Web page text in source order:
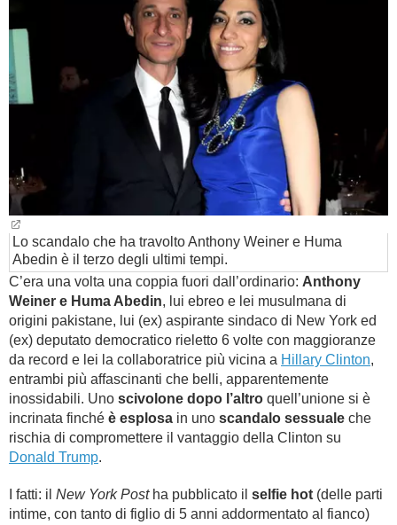
BAMBINO
DIETA
FORUM
Lo scandalo che ha travolto Anthony Weiner e Huma
Abedin è il terzo degli ultimi tempi.
C’era una volta una coppia fuori dall’ordinario: Anthony
Weiner e Huma Abedin, lui ebreo e lei musulmana di
origini pakistane, lui (ex) aspirante sindaco di New York ed
(ex) deputato democratico rieletto 6 volte con maggioranze
da record e lei la collaboratrice più vicina a Hillary Clinton,
entrambi più affascinanti che belli, apparentemente
inossidabili. Uno scivolone dopo l’altro quell’unione si è
incrinata finché è esplosa in uno scandalo sessuale che
rischia di compromettere il vantaggio della Clinton su
Donald Trump.
I fatti: il New York Postha pubblicato il selfie hot (delle parti
intime, con tanto di figlio di 5 anni addormentato al fianco)